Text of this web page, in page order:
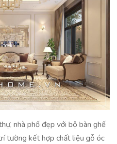
nhà phố đẹp với bộ bàn ghế
tường kết hợp chất liệu gỗ óc